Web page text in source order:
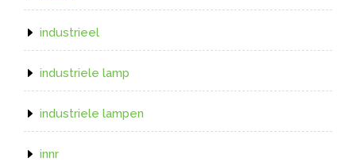
industrieel
industriele lamp
industriele lampen
innr